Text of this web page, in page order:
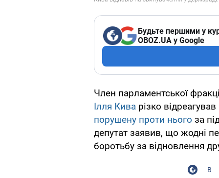
Будьте першими у
OBOZ.UA у Google
Член парламентської
Ілля Кива різко відреагував
порушену проти нього за
депутат заявив, що жодні
боротьбу за відновлення